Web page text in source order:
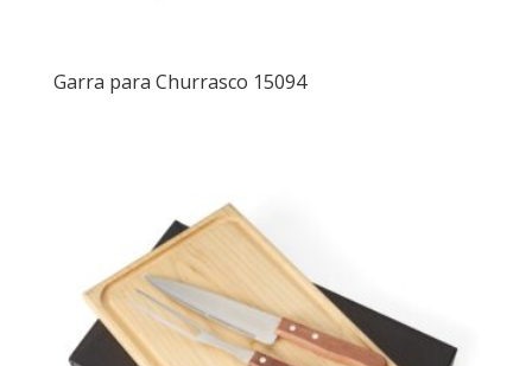
Garra para Churrasco 15094